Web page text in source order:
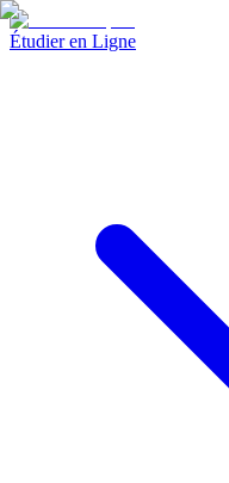
Étudier en Ligne